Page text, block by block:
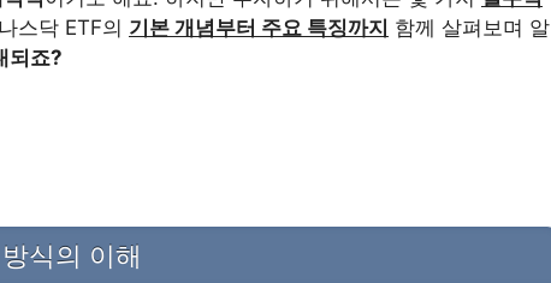
스닥 ETF의 기본 개념부터 주요 특징까지 함께 살펴보며 알
되죠?
식의 이해